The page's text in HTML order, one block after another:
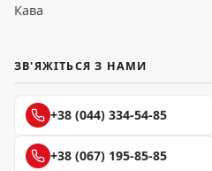
Кава
ЗВ'ЯЖІТЬСЯ З НАМИ
+38 (044) 334-54-85
+38 (067) 195-85-85